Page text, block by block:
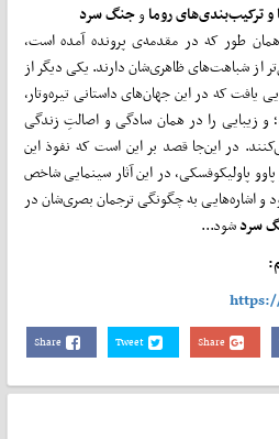
ترکیب‌بندی‌های روماوجنگ سرد
طور که در مقدمه‌ی پرونده آمده است،
از شباهت‌های ظاهری‌شان دارند. یکی دیگر از
که در این جهان‌های داستانی تیره‌وتار،
و زیبایی را در همان سادگی و اصالتِ زندگی
در این‌جا قصد بر این است که نفوذ این
پاولیکوفسکی، در این آثار سینمایی شاخص
۲۰۱۸ بررسی شود و اشاره‌هایی به چگونگی ترجمان بصری‌شان در
سردشود...
Share Tweet Share